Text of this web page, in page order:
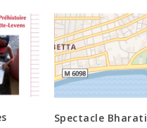
Spectacle Bharati